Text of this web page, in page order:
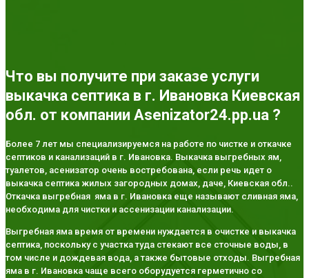
Что вы получите при заказе услуги
выкачка септика в г. Ивановка Киевская
обл. от компании Asenizator24.pp.ua ?
Более 7 лет мы специализируемся на работе по чистке и откачке
септиков и канализаций в г. Ивановка. Выкачка выгребных ям,
туалетов, асенизатор очень востребована, если речь идет о
выкачка септика жилых загородных домах, даче, Киевская обл..
Откачка выгребная яма в г. Ивановка еще называют сливная яма,
необходима для чистки и ассенизации канализации.
Выгребная яма время от времени нуждается в очистке и выкачка
септика, поскольку с участка туда стекают все сточные воды, в
том числе и дождевая вода, а также бытовые отходы. Выгребная
яма в г. Ивановка чаще всего оборудуется герметично со